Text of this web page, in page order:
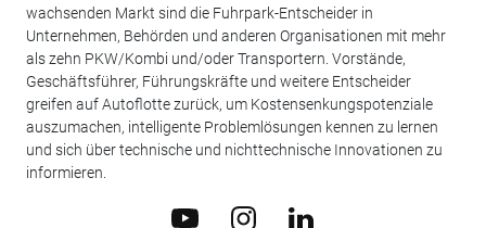
wachsenden Markt sind die Fuhrpark-Entscheider in
Unternehmen, Behörden und anderen Organisationen mit mehr
als zehn PKW/Kombi und/oder Transportern. Vorstände,
Geschäftsführer, Führungskräfte und weitere Entscheider
greifen auf Autoflotte zurück, um Kostensenkungspotenziale
auszumachen, intelligente Problemlösungen kennen zu lernen
und sich über technische und nichttechnische Innovationen zu
informieren.